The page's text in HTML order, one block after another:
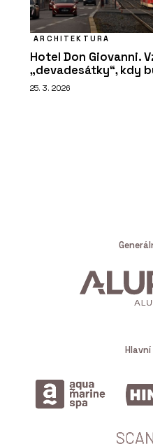
ARCHITEKTURA
Hotel Don Giovanni.
„devadesátky“, kdy
25. 3. 2026